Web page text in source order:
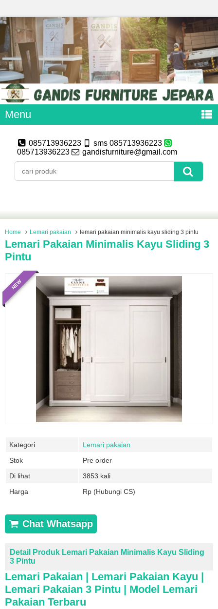
Menu
085713936223
sms 085713936223
085713936223
gandisfurniture@gmail.com
Home Lemari pakaian lemari pakaian minimalis kayu sliding 3 pintu
Lemari Pakaian Minimalis Kayu Sliding 3
Pintu
NEW
Kategori
Lemari pakaian
Stok
Pre order
Di lihat
3853 kali
Harga
Rp (Hubungi CS)
Chat Whatsapp
Detail Produk Lemari Pakaian Minimalis Kayu Sliding
3 Pintu
Lemari Pakaian | Lemari Pakaian Kayu |
Lemari Pakaian 3 Pintu | Model Lemari
Pakaian Terbaru